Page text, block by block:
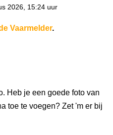
2026, 15:24 uur
Vaarmelder.
Heb je een goede foto van
toe te voegen? Zet 'm er bij